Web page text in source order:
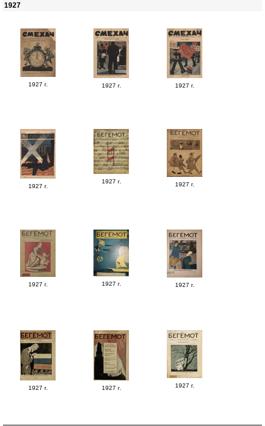
1927
1927 г. 1927 г. 1927 г.
1927 г.
1927 г. 1927 г.
1927 г. 1927 г. 1927 г.
1927 г. 1927 г. 1927 г.